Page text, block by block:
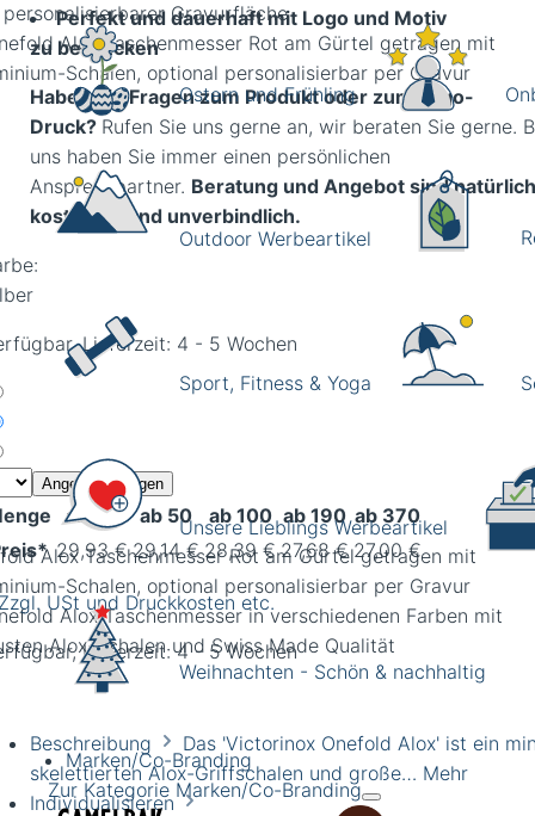
Ostern und Frühling
Outdoor Werbeartikel
Sport, Fitness & Yoga
Unsere Lieblings Werbeartikel
Weihnachten - Schön & nachhaltig
Marken/Co-Branding
Zur Kategorie Marken/Co-Branding
Gravurfläche
Alox Taschenmesser Rot am Gürtel getragen mit
Schalen, optional personalisierbar per Gravur
Perfekt und dauerhaft mit Logo und Motiv
zu bedrucken
Haben Sie Fragen zum Produkt oder zum Logo-
Druck? Rufen Sie uns gerne an, wir beraten Sie gerne.
uns haben Sie immer einen persönlichen
Ansprechpartner. Beratung und Angebot sind natürlich
kostenlos und unverbindlich.
Lieferzeit: 4 - 5 Wochen
Angebot anfragen
ab 30 ab 50 ab 100 ab 190 ab 370
29,93 € 29,14 € 28,39 € 27,68 € 27,00 €
USt und Druckkosten etc.
Lieferzeit: 4 - 5 Wochen
Beschreibung
Das 'Victorinox Onefold Alox' ist ein
skelettierten Alox-Griffschalen und große… Mehr
Individualisieren